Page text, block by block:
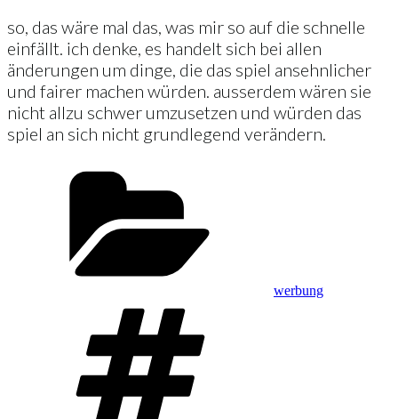
so, das wäre mal das, was mir so auf die schnelle
einfällt. ich denke, es handelt sich bei allen
änderungen um dinge, die das spiel ansehnlicher
und fairer machen würden. ausserdem wären sie
nicht allzu schwer umzusetzen und würden das
spiel an sich nicht grundlegend verändern.
werbung